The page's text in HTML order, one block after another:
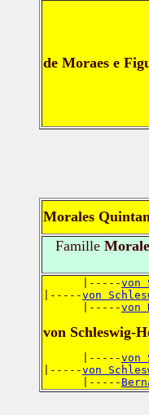
de Moraes e
Morales
Famille
      |-----
von
|-----von
      |-----
von
von Schleswig-
      |-----
von
|-----von
      |-----